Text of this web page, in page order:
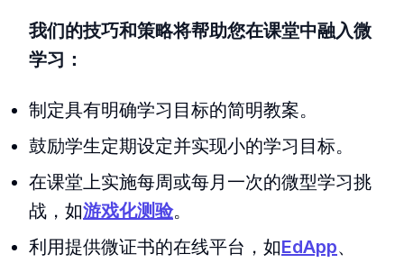
我们的技巧和策略将帮助您在课堂中融入微
学习：
制定具有明确学习目标的简明教案。
鼓励学生定期设定并实现小的学习目标。
在课堂上实施每周或每月一次的微型学习挑
战，如游戏化测验。
利用提供微证书的在线平台，如EdApp、